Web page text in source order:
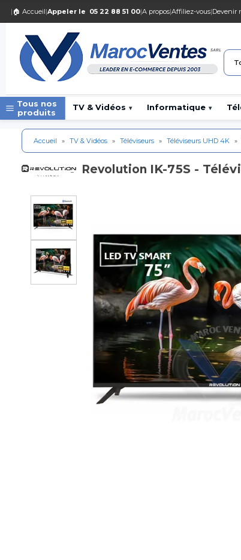
| 🏠 Accueil|Appeler le 05 22 88 51 00|A propos|Affiliez-vous|Devenir
Tous nos
produits
TV & Vidéos ▾ Informatique ▾
Accueil » TV & Vidéos » Téléviseurs » Téléviseurs UHD 4K »
Revolution IK-75S -